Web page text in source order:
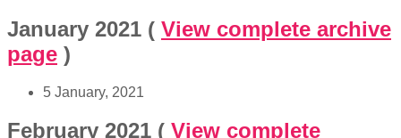
January 2021 ( View complete archive
page )
5 January, 2021
February 2021 ( View complete